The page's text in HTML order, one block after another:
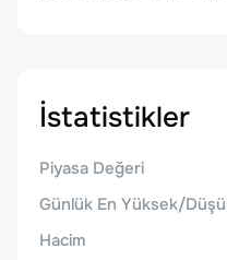
İstatistikler
Piyasa Değeri
Günlük En Yüksek/
Hacim